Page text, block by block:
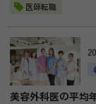
医師転職
美容外科医の平均